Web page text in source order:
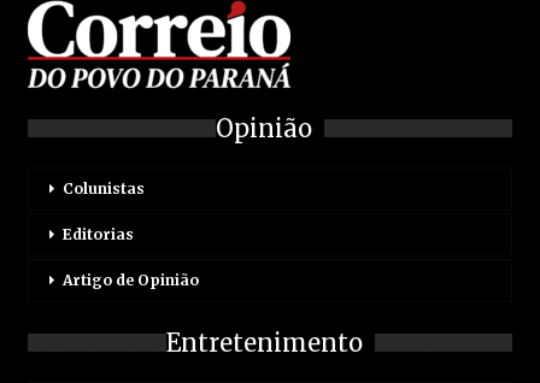
Opinião
Colunistas
Editorias
Artigo de Opinião
Entretenimento